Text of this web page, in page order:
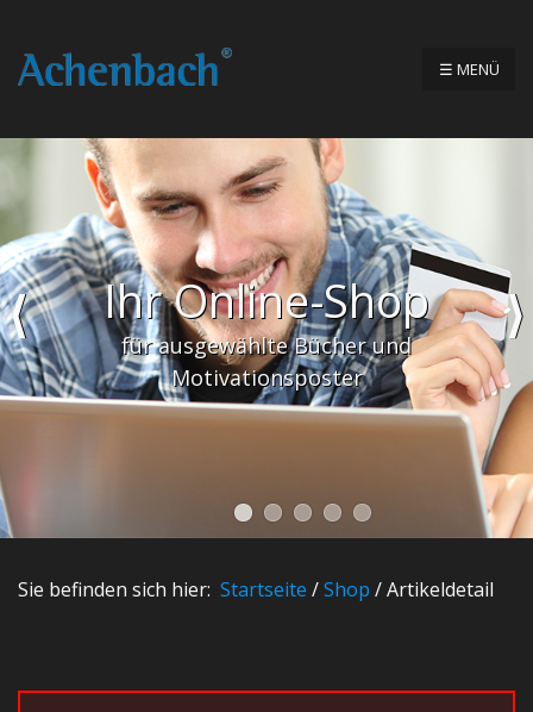
☰ MENÜ
Ihr Online-Shop
für ausgewählte Bücher und
Motivationsposter
Sie befinden sich hier: Startseite /Shop /Artikeldetail